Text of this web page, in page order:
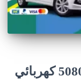
بنشر متنقل المهبولة 50805535‬ كهربائي